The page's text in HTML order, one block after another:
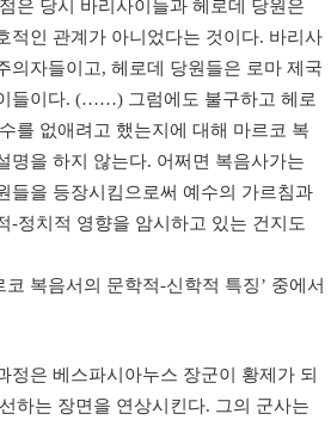
은 당시 바리사이들과 헤로데 당원은
적인 관계가 아니었다는 것이다. 바리사
의자들이고, 헤로데 당원들은 로마 제국
들이다. (……) 그럼에도 불구하고 헤로
를 없애려고 했는지에 대해 마르코 복
명을 하지 않는다. 어쩌면 복음사가는
들을 등장시킴으로써 예수의 가르침과
-정치적 영향을 암시하고 있는 건지도
코 복음서의 문학적-신학적 특징’ 중에서
정은 베스파시아누스 장군이 황제가 되
하는 장면을 연상시킨다. 그의 군사는